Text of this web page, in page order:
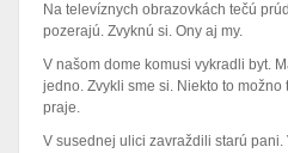
Na televíznych obrazovkách tečú
pozerajú. Zvyknú si. Ony aj my.
V našom dome komusi vykradli byt.
jedno. Zvykli sme si. Niekto to
praje.
V susednej ulici zavraždili starú